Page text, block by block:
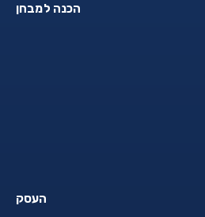
הכנה למבחן
העסק